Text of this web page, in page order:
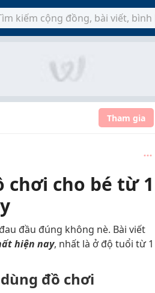
Tham gia
chơi cho bé từ 1
đầu đúng không nè. Bài viết
hiện nay, nhất là ở độ tuổi từ 1
đồ chơi